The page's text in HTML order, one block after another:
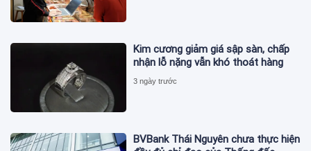
Kim cương giảm giá sập sàn, chấp
nhận lỗ nặng vẫn khó thoát hàng
3 ngày trước
BVBank Thái Nguyên chưa thực hiện